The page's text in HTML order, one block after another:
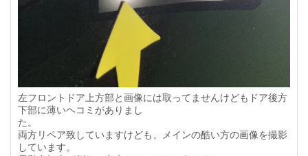
左フロントドア上方部と画像には取ってませんけどもドア後方
下部に薄いヘコミがありまし
た。
両方リペア致していますけども、メインの酷い方の画像を撮影
しています。